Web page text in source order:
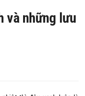
và những lưu